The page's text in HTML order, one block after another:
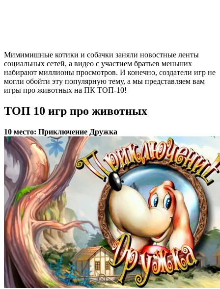
Мимимишные котики и собачки заняли новостные ленты
социальных сетей, а видео с участием братьев меньших
набирают миллионы просмотров. И конечно, создатели игр не
могли обойти эту популярную тему, а мы представляем вам
игры про животных на ПК ТОП-10!
ТОП 10 игр про животных
10 место: Приключение Дружка